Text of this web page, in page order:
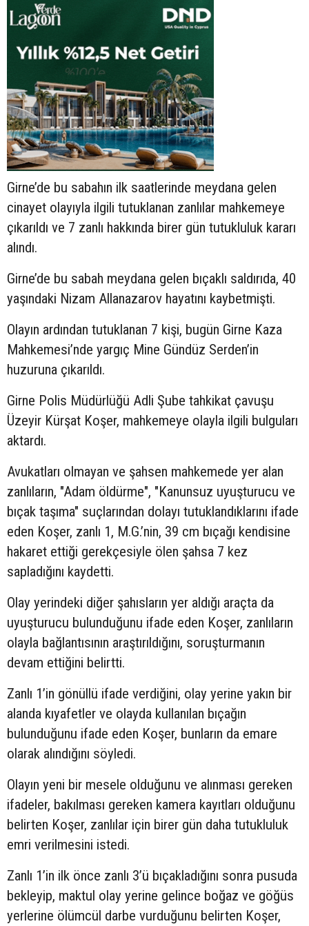
Girne’de bu sabahın ilk saatlerinde meydana gelen
cinayet olayıyla ilgili tutuklanan zanlılar mahkemeye
çıkarıldı ve 7 zanlı hakkında birer gün tutukluluk kararı
alındı.
Girne’de bu sabah meydana gelen bıçaklı saldırıda, 40
yaşındaki Nizam Allanazarov hayatını kaybetmişti.
Olayın ardından tutuklanan 7 kişi, bugün Girne Kaza
Mahkemesi’nde yargıç Mine Gündüz Serden’in
huzuruna çıkarıldı.
Girne Polis Müdürlüğü Adli Şube tahkikat çavuşu
Üzeyir Kürşat Koşer, mahkemeye olayla ilgili bulguları
aktardı.
Avukatları olmayan ve şahsen mahkemede yer alan
zanlıların, "Adam öldürme", "Kanunsuz uyuşturucu ve
bıçak taşıma" suçlarından dolayı tutuklandıklarını ifade
eden Koşer, zanlı 1, M.G.’nin, 39 cm bıçağı kendisine
hakaret ettiği gerekçesiyle ölen şahsa 7 kez
sapladığını kaydetti.
Olay yerindeki diğer şahısların yer aldığı araçta da
uyuşturucu bulunduğunu ifade eden Koşer, zanlıların
olayla bağlantısının araştırıldığını, soruşturmanın
devam ettiğini belirtti.
Zanlı 1’in gönüllü ifade verdiğini, olay yerine yakın bir
alanda kıyafetler ve olayda kullanılan bıçağın
bulunduğunu ifade eden Koşer, bunların da emare
olarak alındığını söyledi.
Olayın yeni bir mesele olduğunu ve alınması gereken
ifadeler, bakılması gereken kamera kayıtları olduğunu
belirten Koşer, zanlılar için birer gün daha tutukluluk
emri verilmesini istedi.
Zanlı 1’in ilk önce zanlı 3’ü bıçakladığını sonra pusuda
bekleyip, maktul olay yerine gelince boğaz ve göğüs
yerlerine ölümcül darbe vurduğunu belirten Koşer,